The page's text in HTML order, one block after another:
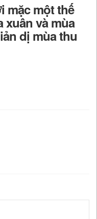
mặc một thế
xuân và mùa
dị mùa thu